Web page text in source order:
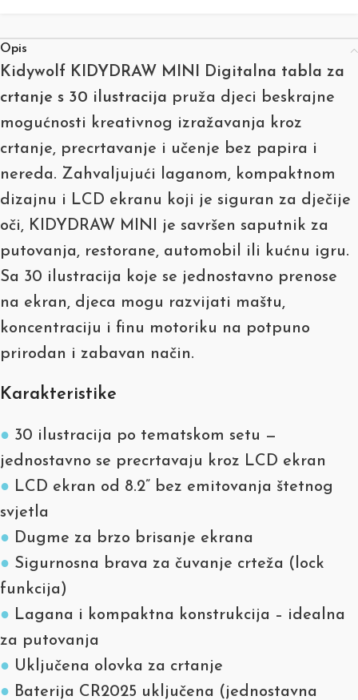
Opis
Kidywolf KIDYDRAW MINI Digitalna tabla za
crtanje s 30 ilustracija pruža djeci beskrajne
mogućnosti kreativnog izražavanja kroz
crtanje, precrtavanje i učenje bez papira i
nereda. Zahvaljujući laganom, kompaktnom
dizajnu i LCD ekranu koji je siguran za dječije
oči, KIDYDRAW MINI je savršen saputnik za
putovanja, restorane, automobil ili kućnu igru.
Sa 30 ilustracija koje se jednostavno prenose
na ekran, djeca mogu razvijati maštu,
koncentraciju i finu motoriku na potpuno
prirodan i zabavan način.
Karakteristike
● 30 ilustracija po tematskom setu —
jednostavno se precrtavaju kroz LCD ekran
● LCD ekran od 8.2” bez emitovanja štetnog
svjetla
● Dugme za brzo brisanje ekrana
● Sigurnosna brava za čuvanje crteža (lock
funkcija)
● Lagana i kompaktna konstrukcija – idealna
za putovanja
● Uključena olovka za crtanje
● Baterija CR2025 uključena (jednostavna